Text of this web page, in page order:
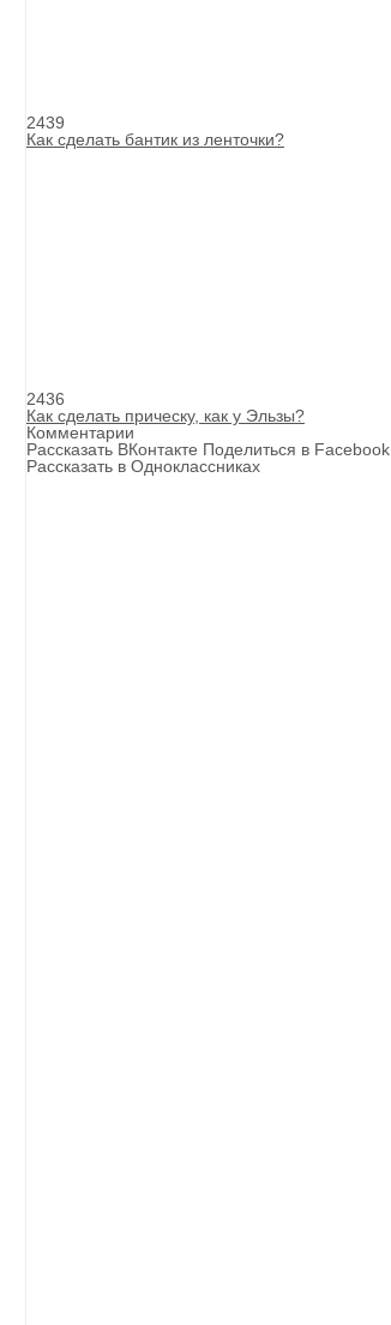
2439
Как сделать бантик из ленточки?
2436
Как сделать прическу, как у Эльзы?
Комментарии
Рассказать ВКонтакте Поделиться в Facebook
Рассказать в Одноклассниках